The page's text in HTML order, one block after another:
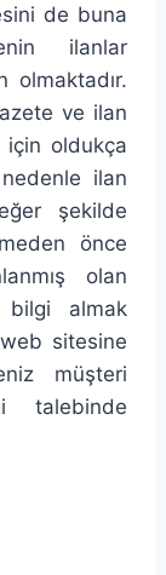
de buna
ilanlar
olmaktadır.
ve ilan
oldukça
ilan
şekilde
önce
olan
bilgi almak
web sitesine
müşteri
talebinde